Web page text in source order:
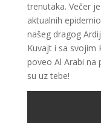
trenutaka. Večer
aktualnih
našeg dragog
Kuvajt i sa svojim
poveo Al Arabi na
su uz tebe!